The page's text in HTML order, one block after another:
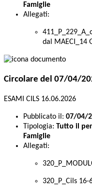
Famiglie
Allegati:
dal MAECI_14
Circolare del 07/04/
ESAMI CILS 16.06.2026
Pubblicato il: 07/04/
Tipologia: Tutto il
Famiglie
Allegati:
320_P_Cils 16-